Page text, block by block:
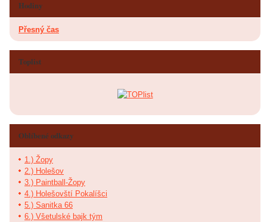
Hodiny
Přesný čas
Toplist
Oblíbené odkazy
1.) Žopy
2.) Holešov
3.) Paintball-Žopy
4.) Holešovští Pokalíšci
5.) Sanitka 66
6.) Všetulské bajk tým